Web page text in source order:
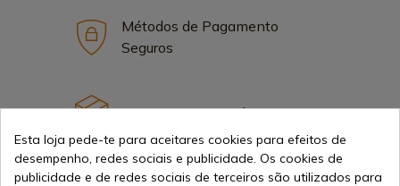
Métodos de Pagamento
Seguros
Frete Internacional
Esta loja pede-te para aceitares cookies para efeitos de
desempenho, redes sociais e publicidade. Os cookies de
publicidade e de redes sociais de terceiros são utilizados para